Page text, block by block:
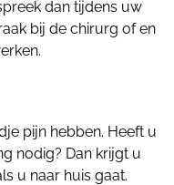
dan tijdens uw
bij de chirurg of en
pijn hebben. Heeft u
nodig? Dan krijgt u
u naar huis gaat.